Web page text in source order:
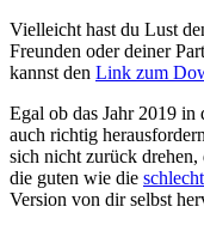
Vielleicht hast du Lust
Freunden oder deiner
kannst den Link zum
Egal ob das Jahr 2019
auch richtig
sich nicht zurück
die guten wie die
Version von dir selbst